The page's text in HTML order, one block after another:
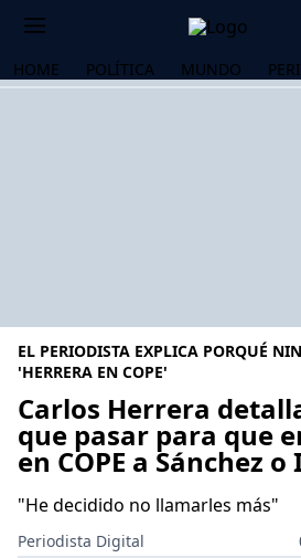
HOME POLÍTICA MUNDO
EL PERIODISTA EXPLICA PORQUÉ
'HERRERA EN COPE'
Carlos Herrera
que pasar para que
en COPE a Sánchez
"He decidido no llamarles más"
Periodista Digital